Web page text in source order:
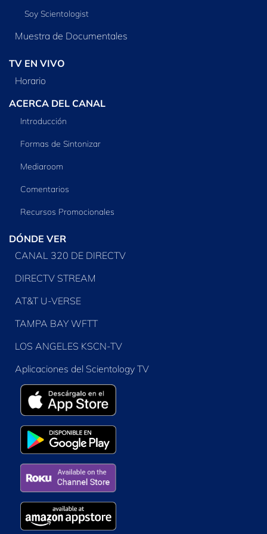
Soy Scientologist
Muestra de Documentales
TV EN VIVO
Horario
ACERCA DEL CANAL
Introducción
Formas de Sintonizar
Mediaroom
Comentarios
Recursos Promocionales
DÓNDE VER
CANAL 320 DE DIRECTV
DIRECTV STREAM
AT&T U-VERSE
TAMPA BAY WFTT
LOS ANGELES KSCN-TV
Aplicaciones del Scientology TV